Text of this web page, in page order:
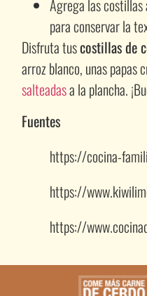
Agrega las costillas
para conservar la
Disfruta tuscostillas de
arroz blanco, unas papas
salteadasa la plancha.
Fuentes
https://cocina-
https://
https://